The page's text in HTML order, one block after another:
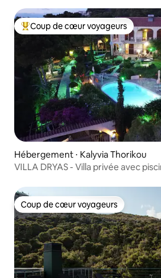
Coups de cœur voyageurs les plus
Coup de cœur voyageurs
Hébergement ⋅ Kalyvia Thorikou
VILLA DRYAS - Villa privée avec
Coup de cœur voyageurs
Coup de cœur voyageurs